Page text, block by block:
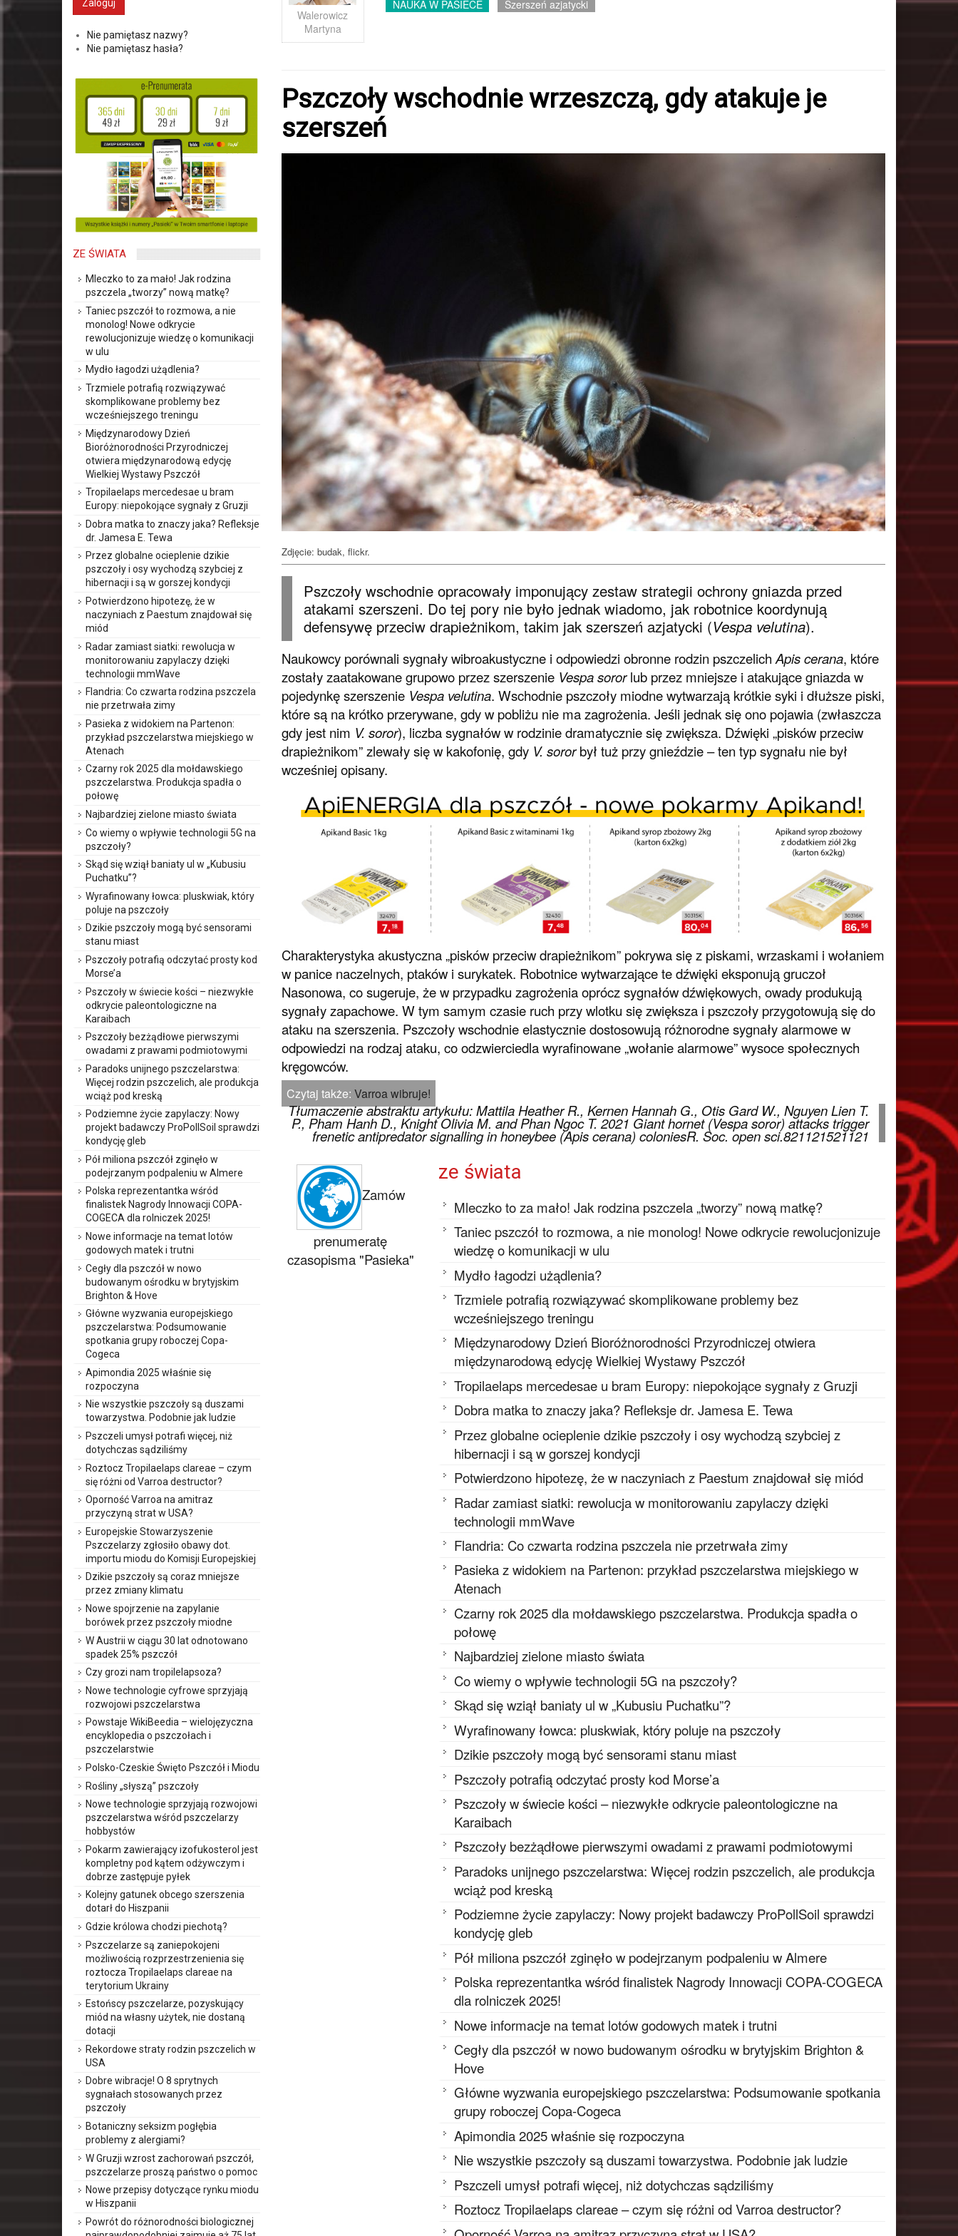
Walerowicz
Martyna
NAUKA W PASIECE Szerszeń azjatycki
Pszczoły wschodnie wrzeszczą, gdy atakuje je
szerszeń
Zdjęcie: budak, flickr.
Pszczoły wschodnie opracowały imponujący zestaw strategii ochrony gniazda przed
atakami szerszeni. Do tej pory nie było jednak wiadomo, jak robotnice koordynują
defensywę przeciw drapieżnikom, takim jak szerszeń azjatycki (Vespa velutina).
Naukowcy porównali sygnały wibroakustyczne i odpowiedzi obronne rodzin pszczelich Apis cerana, które
zostały zaatakowane grupowo przez szerszenie Vespa sororlub przez mniejsze i atakujące gniazda w
pojedynkę szerszenie Vespa velutina. Wschodnie pszczoły miodne wytwarzają krótkie syki i dłuższe piski,
które są na krótko przerywane, gdy w pobliżu nie ma zagrożenia. Jeśli jednak się ono pojawia (zwłaszcza
gdy jest nim V. soror), liczba sygnałów w rodzinie dramatycznie się zwiększa. Dźwięki „pisków przeciw
drapieżnikom” zlewały się w kakofonię, gdy V. sororbył tuż przy gnieździe – ten typ sygnału nie był
wcześniej opisany.
Charakterystyka akustyczna „pisków przeciw drapieżnikom” pokrywa się z piskami, wrzaskami i wołaniem
w panice naczelnych, ptaków i surykatek. Robotnice wytwarzające te dźwięki eksponują gruczoł
Nasonowa, co sugeruje, że w przypadku zagrożenia oprócz sygnałów dźwiękowych, owady produkują
sygnały zapachowe. W tym samym czasie ruch przy wlotku się zwiększa i pszczoły przygotowują się do
ataku na szerszenia. Pszczoły wschodnie elastycznie dostosowują różnorodne sygnały alarmowe w
odpowiedzi na rodzaj ataku, co odzwierciedla wyrafinowane „wołanie alarmowe” wysoce społecznych
kręgowców.
Czytaj także: Varroa wibruje!
Tłumaczenie abstraktu artykułu: Mattila Heather R., Kernen Hannah G., Otis Gard W., Nguyen Lien T.
P., Pham Hanh D., Knight Olivia M. and Phan Ngoc T. 2021 Giant hornet (Vespa soror) attacks trigger
frenetic antipredator signalling in honeybee (Apis cerana) coloniesR. Soc. open sci.821121521121
Zamów
prenumeratę
czasopisma "Pasieka"
ze świata
Mleczko to za mało! Jak rodzina pszczela „tworzy” nową matkę?
Taniec pszczół to rozmowa, a nie monolog! Nowe odkrycie rewolucjonizuje
wiedzę o komunikacji w ulu
Mydło łagodzi użądlenia?
Trzmiele potrafią rozwiązywać skomplikowane problemy bez
wcześniejszego treningu
Międzynarodowy Dzień Bioróżnorodności Przyrodniczej otwiera
międzynarodową edycję Wielkiej Wystawy Pszczół
Tropilaelaps mercedesae u bram Europy: niepokojące sygnały z Gruzji
Dobra matka to znaczy jaka? Refleksje dr. Jamesa E. Tewa
Przez globalne ocieplenie dzikie pszczoły i osy wychodzą szybciej z
hibernacji i są w gorszej kondycji
Potwierdzono hipotezę, że w naczyniach z Paestum znajdował się miód
Radar zamiast siatki: rewolucja w monitorowaniu zapylaczy dzięki
technologii mmWave
Flandria: Co czwarta rodzina pszczela nie przetrwała zimy
Pasieka z widokiem na Partenon: przykład pszczelarstwa miejskiego w
Atenach
Czarny rok 2025 dla mołdawskiego pszczelarstwa. Produkcja spadła o
połowę
Najbardziej zielone miasto świata
Co wiemy o wpływie technologii 5G na pszczoły?
Skąd się wziął baniaty ul w „Kubusiu Puchatku”?
Wyrafinowany łowca: pluskwiak, który poluje na pszczoły
Dzikie pszczoły mogą być sensorami stanu miast
Pszczoły potrafią odczytać prosty kod Morse’a
Pszczoły w świecie kości – niezwykłe odkrycie paleontologiczne na
Karaibach
Pszczoły bezżądłowe pierwszymi owadami z prawami podmiotowymi
Paradoks unijnego pszczelarstwa: Więcej rodzin pszczelich, ale produkcja
wciąż pod kreską
Podziemne życie zapylaczy: Nowy projekt badawczy ProPollSoil sprawdzi
kondycję gleb
Pół miliona pszczół zginęło w podejrzanym podpaleniu w Almere
Polska reprezentantka wśród finalistek Nagrody Innowacji COPA-COGECA
dla rolniczek 2025!
Nowe informacje na temat lotów godowych matek i trutni
Cegły dla pszczół w nowo budowanym ośrodku w brytyjskim Brighton &
Hove
Główne wyzwania europejskiego pszczelarstwa: Podsumowanie spotkania
grupy roboczej Copa-Cogeca
Apimondia 2025 właśnie się rozpoczyna
Nie wszystkie pszczoły są duszami towarzystwa. Podobnie jak ludzie
Pszczeli umysł potrafi więcej, niż dotychczas sądziliśmy
Roztocz Tropilaelaps clareae – czym się różni od Varroa destructor?
Nie pamiętasz nazwy?
Nie pamiętasz hasła?
ZE ŚWIATA
Mleczko to za mało! Jak rodzina
pszczela „tworzy” nową matkę?
Taniec pszczół to rozmowa, a nie
monolog! Nowe odkrycie
rewolucjonizuje wiedzę o komunikacji
w ulu
Mydło łagodzi użądlenia?
Trzmiele potrafią rozwiązywać
skomplikowane problemy bez
wcześniejszego treningu
Międzynarodowy Dzień
Bioróżnorodności Przyrodniczej
otwiera międzynarodową edycję
Wielkiej Wystawy Pszczół
Tropilaelaps mercedesae u bram
Europy: niepokojące sygnały z Gruzji
Dobra matka to znaczy jaka? Refleksje
dr. Jamesa E. Tewa
Przez globalne ocieplenie dzikie
pszczoły i osy wychodzą szybciej z
hibernacji i są w gorszej kondycji
Potwierdzono hipotezę, że w
naczyniach z Paestum znajdował się
miód
Radar zamiast siatki: rewolucja w
monitorowaniu zapylaczy dzięki
technologii mmWave
Flandria: Co czwarta rodzina pszczela
nie przetrwała zimy
Pasieka z widokiem na Partenon:
przykład pszczelarstwa miejskiego w
Atenach
Czarny rok 2025 dla mołdawskiego
pszczelarstwa. Produkcja spadła o
połowę
Najbardziej zielone miasto świata
Co wiemy o wpływie technologii 5G na
pszczoły?
Skąd się wziął baniaty ul w „Kubusiu
Puchatku”?
Wyrafinowany łowca: pluskwiak, który
poluje na pszczoły
Dzikie pszczoły mogą być sensorami
stanu miast
Pszczoły potrafią odczytać prosty kod
Morse’a
Pszczoły w świecie kości – niezwykłe
odkrycie paleontologiczne na
Karaibach
Pszczoły bezżądłowe pierwszymi
owadami z prawami podmiotowymi
Paradoks unijnego pszczelarstwa:
Więcej rodzin pszczelich, ale produkcja
wciąż pod kreską
Podziemne życie zapylaczy: Nowy
projekt badawczy ProPollSoil sprawdzi
kondycję gleb
Pół miliona pszczół zginęło w
podejrzanym podpaleniu w Almere
Polska reprezentantka wśród
finalistek Nagrody Innowacji COPA-
COGECA dla rolniczek 2025!
Nowe informacje na temat lotów
godowych matek i trutni
Cegły dla pszczół w nowo
budowanym ośrodku w brytyjskim
Brighton & Hove
Główne wyzwania europejskiego
pszczelarstwa: Podsumowanie
spotkania grupy roboczej Copa-
Cogeca
Apimondia 2025 właśnie się
rozpoczyna
Nie wszystkie pszczoły są duszami
towarzystwa. Podobnie jak ludzie
Pszczeli umysł potrafi więcej, niż
dotychczas sądziliśmy
Roztocz Tropilaelaps clareae – czym
się różni od Varroa destructor?
Oporność Varroa na amitraz
przyczyną strat w USA?
Europejskie Stowarzyszenie
Pszczelarzy zgłosiło obawy dot.
importu miodu do Komisji Europejskiej
Dzikie pszczoły są coraz mniejsze
przez zmiany klimatu
Nowe spojrzenie na zapylanie
borówek przez pszczoły miodne
W Austrii w ciągu 30 lat odnotowano
spadek 25% pszczół
Czy grozi nam tropilelapsoza?
Nowe technologie cyfrowe sprzyjają
rozwojowi pszczelarstwa
Powstaje WikiBeedia – wielojęzyczna
encyklopedia o pszczołach i
pszczelarstwie
Polsko-Czeskie Święto Pszczół i Miodu
Rośliny „słyszą” pszczoły
Nowe technologie sprzyjają rozwojowi
pszczelarstwa wśród pszczelarzy
hobbystów
Pokarm zawierający izofukosterol jest
kompletny pod kątem odżywczym i
dobrze zastępuje pyłek
Kolejny gatunek obcego szerszenia
dotarł do Hiszpanii
Gdzie królowa chodzi piechotą?
Pszczelarze są zaniepokojeni
możliwością rozprzestrzenienia się
roztocza Tropilaelaps clareae na
terytorium Ukrainy
Estońscy pszczelarze, pozyskujący
miód na własny użytek, nie dostaną
dotacji
Rekordowe straty rodzin pszczelich w
USA
Dobre wibracje! O 8 sprytnych
sygnałach stosowanych przez
pszczoły
Botaniczny seksizm pogłębia
problemy z alergiami?
W Gruzji wzrost zachorowań pszczół,
pszczelarze proszą państwo o pomoc
Nowe przepisy dotyczące rynku miodu
w Hiszpanii
Powrót do różnorodności biologicznej